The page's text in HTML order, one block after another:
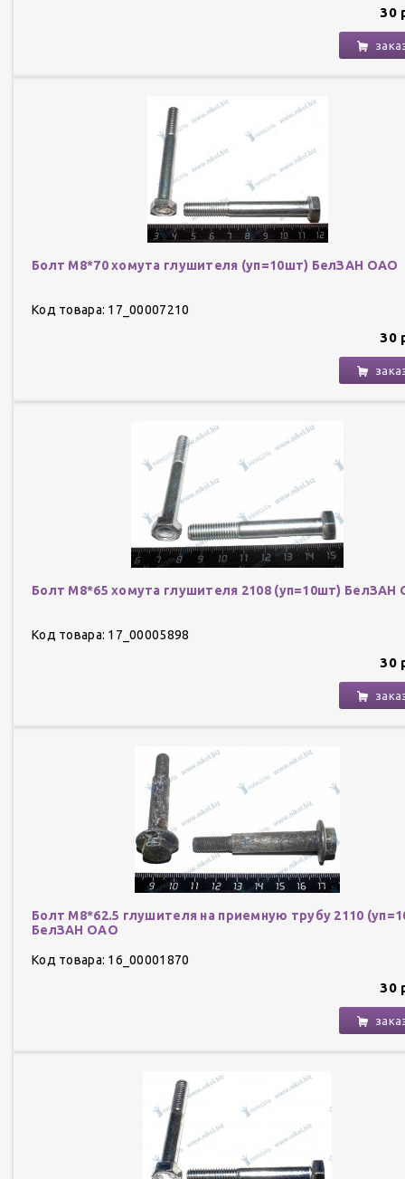
30
Болт М8*70 хомута глушителя (уп=10шт) БелЗАН ОАО
Код товара: 17_00007210
30
Болт М8*65 хомута глушителя 2108 (уп=10шт) БелЗАН
Код товара: 17_00005898
30
Болт М8*62.5 глушителя на приемную трубу 2110
БелЗАН ОАО
Код товара: 16_00001870
30